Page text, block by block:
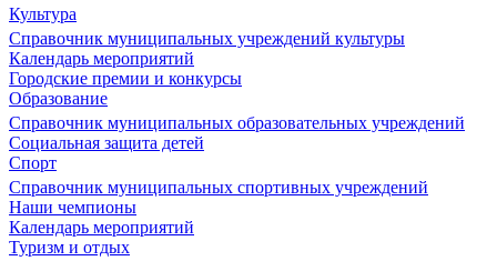
Культура
Справочник муниципальных учреждений культуры
Календарь мероприятий
Городские премии и конкурсы
Образование
Справочник муниципальных образовательных учреждений
Социальная защита детей
Спорт
Справочник муниципальных спортивных учреждений
Наши чемпионы
Календарь мероприятий
Туризм и отдых